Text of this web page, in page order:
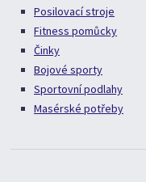
Posilovací stroje
Fitness pomůcky
Činky
Bojové sporty
Sportovní podlahy
Masérské potřeby